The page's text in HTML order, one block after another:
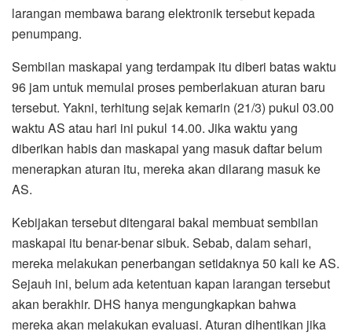
larangan membawa barang elektronik tersebut kepada
penumpang.
Sembilan maskapai yang terdampak itu diberi batas waktu
96 jam untuk memulai proses pemberlakuan aturan baru
tersebut. Yakni, terhitung sejak kemarin (21/3) pukul 03.00
waktu AS atau hari ini pukul 14.00. Jika waktu yang
diberikan habis dan maskapai yang masuk daftar belum
menerapkan aturan itu, mereka akan dilarang masuk ke
AS.
Kebijakan tersebut ditengarai bakal membuat sembilan
maskapai itu benar-benar sibuk. Sebab, dalam sehari,
mereka melakukan penerbangan setidaknya 50 kali ke AS.
Sejauh ini, belum ada ketentuan kapan larangan tersebut
akan berakhir. DHS hanya mengungkapkan bahwa
mereka akan melakukan evaluasi. Aturan dihentikan jika